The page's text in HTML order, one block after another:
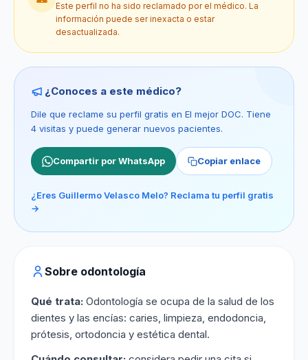
Este perfil no ha sido reclamado por el médico. La
información puede ser inexacta o estar
desactualizada.
¿Conoces a este médico?
Dile que reclame su perfil gratis en El mejor DOC. Tiene
4 visitas y puede generar nuevos pacientes.
Compartir por WhatsApp Copiar enlace
¿Eres Guillermo Velasco Melo? Reclama tu perfil gratis
→
Sobre odontología
Qué trata: Odontología se ocupa de la salud de los
dientes y las encías: caries, limpieza, endodoncia,
prótesis, ortodoncia y estética dental.